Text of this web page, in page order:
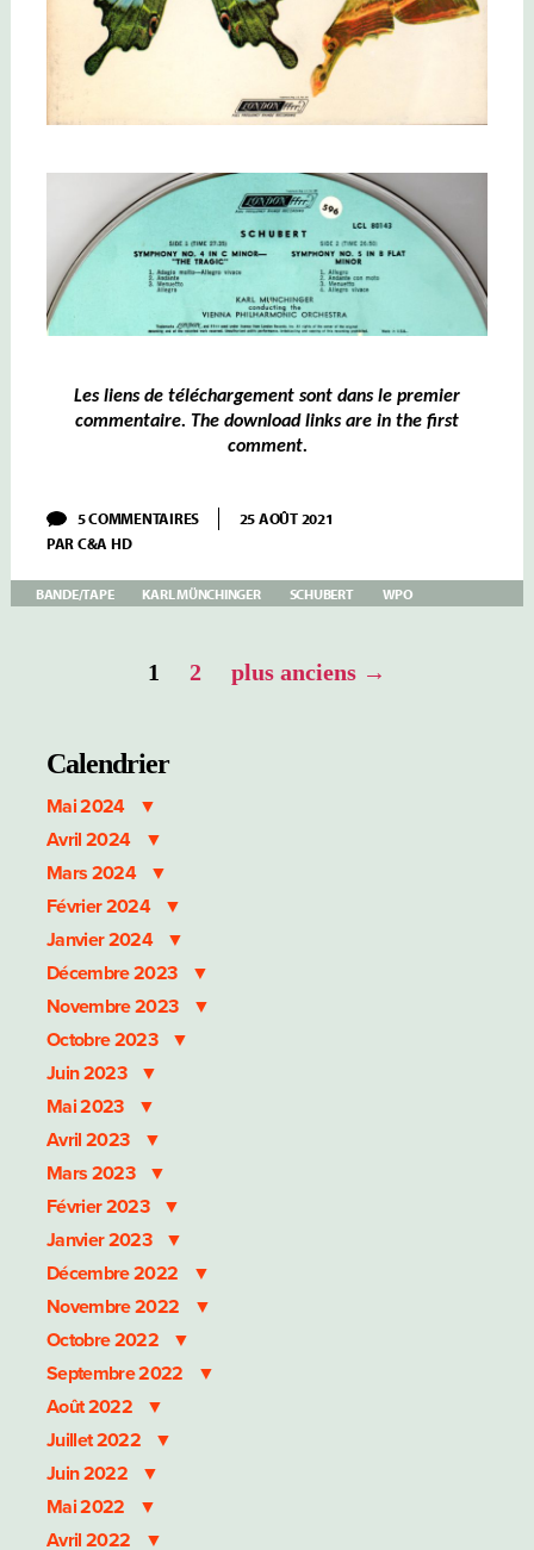
Les liens de téléchargement sont dans le premier
commentaire. The download links are in the first
comment.
5 COMMENTAIRES
MÜNCHINGER
II/III
SYMPHONIES
&
5
25 AOÛT 2021
PAR C&A HD
BANDE/TAPE KARL MÜNCHINGER SCHUBERT WPO
Pagination
publications
1 2 plus anciens →
Calendrier
Mai 2024
Avril 2024
Mars 2024
Février 2024
Janvier 2024
Décembre 2023
Novembre 2023
Octobre 2023
Juin 2023
Mai 2023
Avril 2023
Mars 2023
Février 2023
Janvier 2023
Décembre 2022
Novembre 2022
Octobre 2022
Septembre 2022
Août 2022
Juillet 2022
Juin 2022
Mai 2022
Avril 2022